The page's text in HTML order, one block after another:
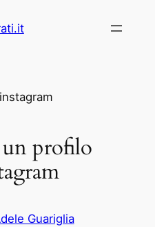
profilo
Guariglia